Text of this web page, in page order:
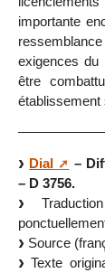
importante
exigences du
être
établissement
Dial
–
– D 3756.
Source
Texte